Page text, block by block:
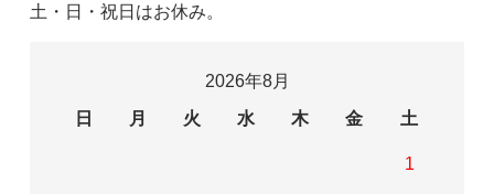
土・日・祝日はお休み。
2026年8月
日
月 火 水 木 金 土
1